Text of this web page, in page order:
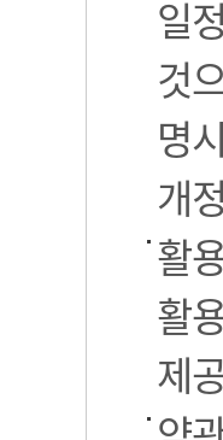
일
것
명
개
활
활
제